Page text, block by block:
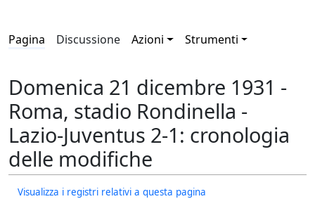
Pagina Discussione Azioni Strumenti
Domenica 21 dicembre 1931 -
Roma, stadio Rondinella -
Lazio-Juventus 2-1: cronologia
delle modifiche
Visualizza i registri relativi a questa pagina